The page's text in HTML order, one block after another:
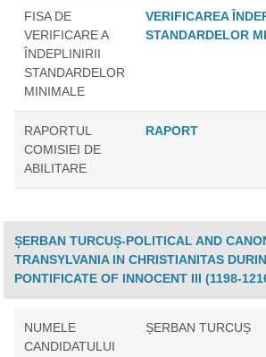
FISA DE
VERIFICARE A
ÎNDEPLINIRII
STANDARDELOR
MINIMALE
VERIFICAREA
STANDARDELOR
RAPORTUL
COMISIEI DE
ABILITARE
RAPORT
ȘERBAN TURCUȘ-POLITICAL AND
TRANSYLVANIA IN CHRISTIANITAS
PONTIFICATE OF INNOCENT III (1198-
NUMELE
CANDIDATULUI
ȘERBAN TURCUȘ